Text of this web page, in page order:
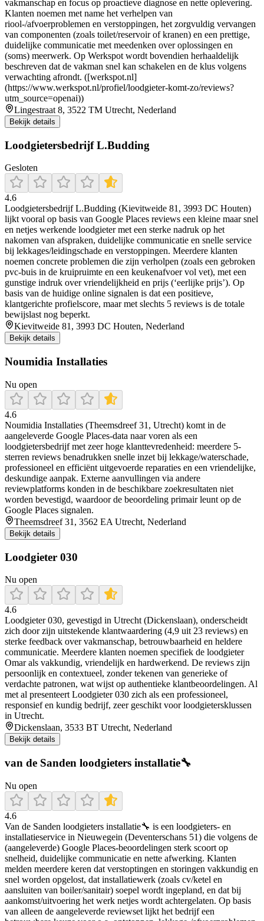
vakmanschap en focus op proactieve diagnose en nette oplevering.
Klanten noemen met name het verhelpen van
riool-/afvoerproblemen en verstoppingen, het zorgvuldig vervangen
van componenten (zoals toilet/reservoir of kranen) en een prettige,
duidelijke communicatie met meedenken over oplossingen en
(soms) meerwerk. Op Werkspot wordt bovendien herhaaldelijk
beschreven dat de vakman snel kan schakelen en de klus volgens
verwachting afrondt. ([werkspot.nl]
(https://www.werkspot.nl/profiel/loodgieter-komt-zo/reviews?
utm_source=openai))
Lingestraat 8, 3522 TM Utrecht, Nederland
Bekijk details
Loodgietersbedrijf L.Budding
Gesloten
4.6
Loodgietersbedrijf L.Budding (Kievitweide 81, 3993 DC Houten)
lijkt vooral op basis van Google Places reviews een kleine maar snel
en netjes werkende loodgieter met een sterke nadruk op het
nakomen van afspraken, duidelijke communicatie en snelle service
bij lekkages/leidingschade en verstoppingen. Meerdere klanten
noemen concrete problemen die zijn verholpen (zoals een gebroken
pvc-buis in de kruipruimte en een keukenafvoer vol vet), met een
gunstige indruk over vriendelijkheid en prijs (‘eerlijke prijs’). Op
basis van de huidige online signalen is dat een positieve,
klantgerichte profielscore, maar met slechts 5 reviews is de totale
bewijslast nog beperkt.
Kievitweide 81, 3993 DC Houten, Nederland
Bekijk details
Noumidia Installaties
Nu open
4.6
Noumidia Installaties (Theemsdreef 31, Utrecht) komt in de
aangeleverde Google Places-data naar voren als een
loodgietersbedrijf met zeer hoge klanttevredenheid: meerdere 5-
sterren reviews benadrukken snelle inzet bij lekkage/waterschade,
professioneel en efficiënt uitgevoerde reparaties en een vriendelijke,
deskundige aanpak. Externe aanvullingen via andere
reviewplatforms konden in de beschikbare zoekresultaten niet
worden bevestigd, waardoor de beoordeling primair leunt op de
Google Places signalen.
Theemsdreef 31, 3562 EA Utrecht, Nederland
Bekijk details
Loodgieter 030
Nu open
4.6
Loodgieter 030, gevestigd in Utrecht (Dickenslaan), onderscheidt
zich door zijn uitstekende klantwaardering (4,9 uit 23 reviews) en
sterke feedback over vakmanschap, betrouwbaarheid en heldere
communicatie. Meerdere klanten noemen specifiek de loodgieter
Omar als vakkundig, vriendelijk en hardwerkend. De reviews zijn
persoonlijk en contextueel, zonder tekenen van generieke of
verdachte patronen, wat wijst op authentieke klantbeoordelingen. Al
met al presenteert Loodgieter 030 zich als een professioneel,
responsief en kundig bedrijf, zeer geschikt voor loodgietersklussen
in Utrecht.
Dickenslaan, 3533 BT Utrecht, Nederland
Bekijk details
van de Sanden loodgieters installatie🔧
Nu open
4.6
Van de Sanden loodgieters installatie🔧 is een loodgieters- en
installatieservice in Nieuwegein (Deventerschans 51) die volgens de
(aangeleverde) Google Places-beoordelingen sterk scoort op
snelheid, duidelijke communicatie en nette afwerking. Klanten
melden meerdere keren dat verstoptingen en storingen vakkundig en
snel worden opgelost, dat installatiewerk (zoals cv/ketel en
aansluiten van boiler/sanitair) soepel wordt ingepland, en dat bij
aankomst/uitvoering het werk netjes wordt achtergelaten. Op basis
van alleen de aangeleverde reviewset lijkt het bedrijf een